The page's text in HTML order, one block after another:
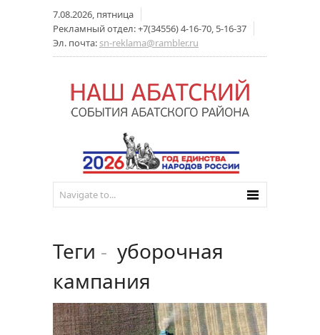
7.08.2026, пятница
Рекламный отдел: +7(34556) 4-16-70, 5-16-37
Эл. почта: sn-reklama@rambler.ru
Теги - уборочная
кампания